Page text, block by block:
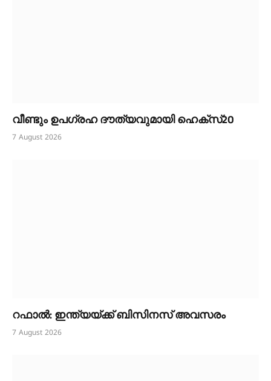
വീണ്ടും ഉപഗ്രഹ ദൗത്യവുമായി ഹെക്സ്20
7 August 2026
റഫാൽ: ഇന്ത്യയ്ക്ക് ബിസിനസ് അവസരം
7 August 2026